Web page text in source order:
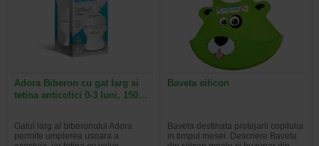
Adora Biberon cu gat larg si
tetina anticolici 0-3 luni, 150…
Gatul larg al biberonului Adora
permite umplerea usoara a
Baveta silicon
Baveta destinata protejarii copilului
in timpul mesei. Descriere Baveta